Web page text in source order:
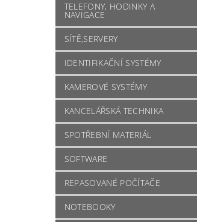
TELEFONY, HODINKY A
NAVIGACE
SÍTĚ,SERVERY
IDENTIFIKAČNÍ SYSTÉMY
KAMEROVÉ SYSTÉMY
KANCELÁŘSKÁ TECHNIKA
SPOTŘEBNÍ MATERIÁL
SOFTWARE
REPASOVANÉ POČÍTAČE
NOTEBOOKY